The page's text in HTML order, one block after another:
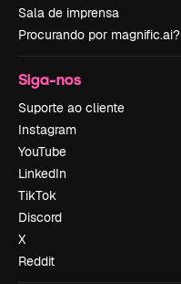
Sala de imprensa
Procurando por magnific.ai?
Siga-nos
Suporte ao cliente
Instagram
YouTube
LinkedIn
TikTok
Discord
X
Reddit